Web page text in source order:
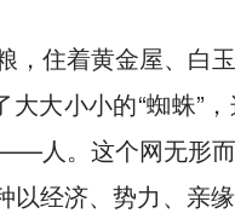
住着黄金屋、白
大小小的“蜘蛛”
人。这个网无形
经济、势力、亲